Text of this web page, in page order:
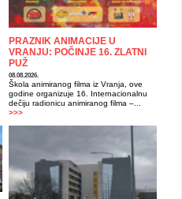
PRAZNIK ANIMACIJE U
VRANJU: POČINJE 16. ZLATNI
PUŽ
08.08.2026.
Škola animiranog filma iz Vranja, ove
godine organizuje 16. Internacionalnu
dečiju radionicu animiranog filma –...
>>>